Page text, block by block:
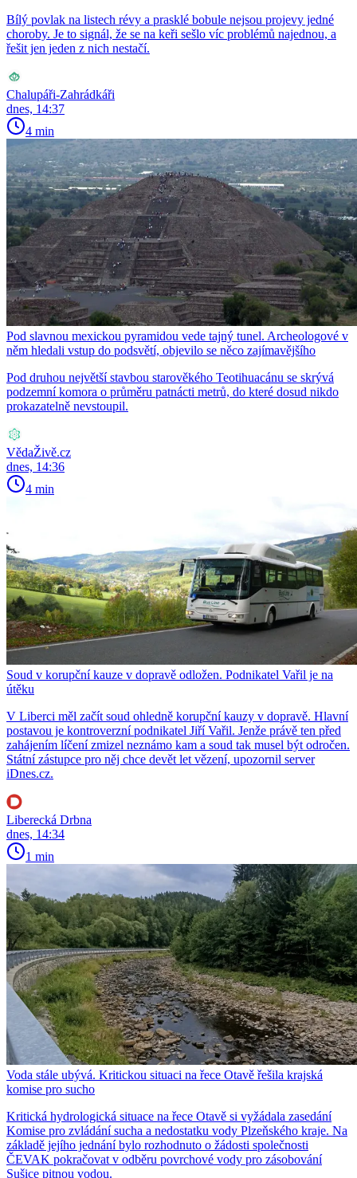
Bílý povlak na listech révy a prasklé bobule nejsou projevy jedné
choroby. Je to signál, že se na keři sešlo víc problémů najednou, a
řešit jen jeden z nich nestačí.
Chalupáři-Zahrádkáři
dnes, 14:37
4 min
Pod slavnou mexickou pyramidou vede tajný tunel. Archeologové v
něm hledali vstup do podsvětí, objevilo se něco zajímavějšího
Pod druhou největší stavbou starověkého Teotihuacánu se skrývá
podzemní komora o průměru patnácti metrů, do které dosud nikdo
prokazatelně nevstoupil.
VědaŽivě.cz
dnes, 14:36
4 min
Soud v korupční kauze v dopravě odložen. Podnikatel Vařil je na
útěku
V Liberci měl začít soud ohledně korupční kauzy v dopravě. Hlavní
postavou je kontroverzní podnikatel Jiří Vařil. Jenže právě ten před
zahájením líčení zmizel neznámo kam a soud tak musel být odročen.
Státní zástupce pro něj chce devět let vězení, upozornil server
iDnes.cz.
Liberecká Drbna
dnes, 14:34
1 min
Voda stále ubývá. Kritickou situaci na řece Otavě řešila krajská
komise pro sucho
Kritická hydrologická situace na řece Otavě si vyžádala zasedání
Komise pro zvládání sucha a nedostatku vody Plzeňského kraje. Na
základě jejího jednání bylo rozhodnuto o žádosti společnosti
ČEVAK pokračovat v odběru povrchové vody pro zásobování
Sušice pitnou vodou.